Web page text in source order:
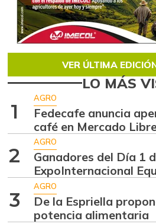
VER ÚLTIMA
LO MÁS
1
AGRO
Fedecafe anuncia
café en Mercado
2
AGRO
Ganadores del Día 1
ExpoInternacional
3
AGRO
De la Espriella
potencia alimentaria